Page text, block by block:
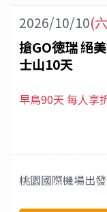
2026/10/10(
搶GO徳瑞 絕
士山10天
早鳥90天 每人享
桃園國際機場出發